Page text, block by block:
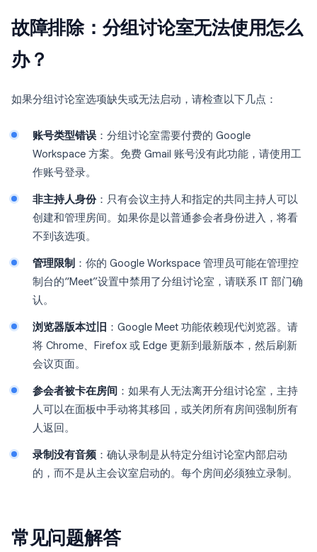
故障排除：分组讨论室无法使用怎么
办？
如果分组讨论室选项缺失或无法启动，请检查以下几点：
账号类型错误 ：分组讨论室需要付费的 Google
Workspace 方案。免费 Gmail 账号没有此功能，请使用工
作账号登录。
非主持人身份：只有会议主持人和指定的共同主持人可以
创建和管理房间。如果你是以普通参会者身份进入，将看
不到该选项。
管理限制 ：你的 Google Workspace 管理员可能在管理控
制台的“Meet”设置中禁用了分组讨论室，请联系 IT 部门确
认。
浏览器版本过旧 ：Google Meet 功能依赖现代浏览器。请
将 Chrome、Firefox 或 Edge 更新到最新版本，然后刷新
会议页面。
参会者被卡在房间 ：如果有人无法离开分组讨论室，主持
人可以在面板中手动将其移回，或关闭所有房间强制所有
人返回。
录制没有音频 ：确认录制是从特定分组讨论室内部启动
的，而不是从主会议室启动的。每个房间必须独立录制。
常见问题解答